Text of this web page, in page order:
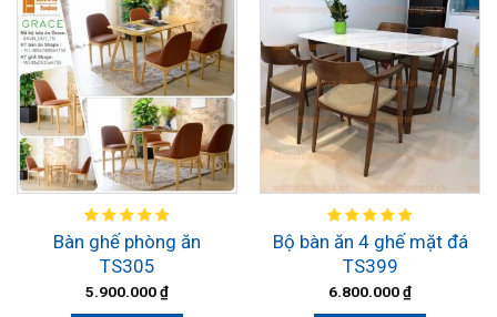
Bàn ghế phòng ăn
TS305
5.900.000₫
Bộ bàn ăn 4 ghế mặt đá
TS399
6.800.000₫